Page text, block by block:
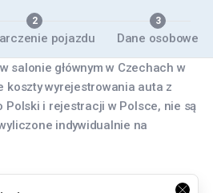
2
pojazdu
3
Dane osobowe
salonie głównym w Czechach w
koszty wyrejestrowania auta z
Polski i rejestracji w Polsce, nie są
indywidualnie na